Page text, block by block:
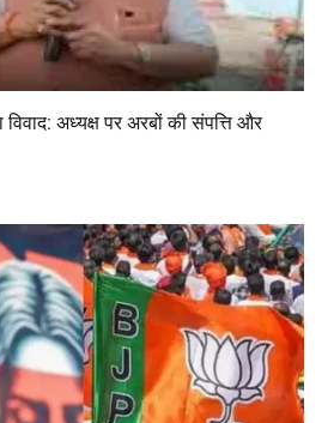
अध्यक्ष पर अरबों की संपत्ति और